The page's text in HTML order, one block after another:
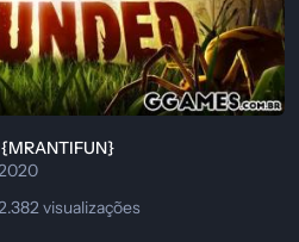
visualizações